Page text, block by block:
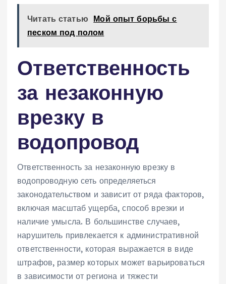
Читать статью Мой опыт борьбы с
песком под полом
Ответственность
за незаконную
врезку в
водопровод
Ответственность за незаконную врезку в
водопроводную сеть определяеться
законодательством и зависит от ряда факторов,
включая масштаб ущерба, способ врезки и
наличие умысла. В большинстве случаев,
нарушитель привлекается к административной
ответственности, которая выражается в виде
штрафов, размер которых может варьироваться
в зависимости от региона и тяжести